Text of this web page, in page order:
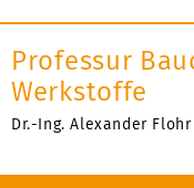
Professur
Werkstoffe
Dr.-Ing. Alexander Flohr